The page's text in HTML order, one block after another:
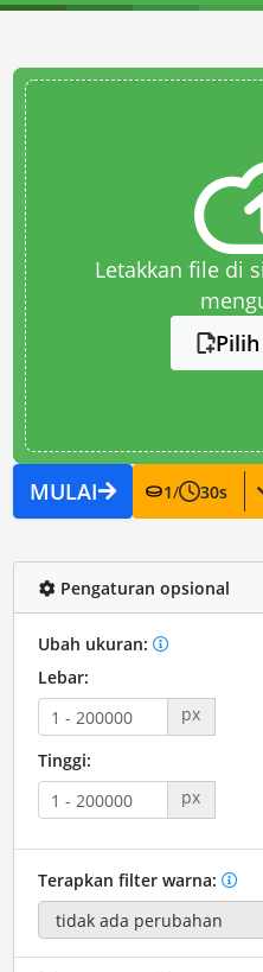
Letakkan file di
MULAI 1/ 30s
Pengaturan opsional
Ubah ukuran:
Lebar:
px
Tinggi:
px
Terapkan filter warna: